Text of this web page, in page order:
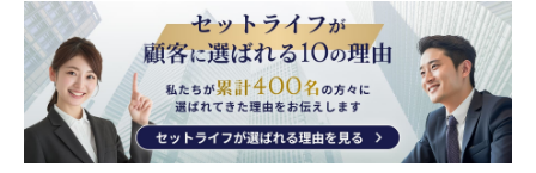
②人の生命、身体又は財産の保護のために必要がある場合
③公衆衛生の向上又は児童の健全な育成の推進のために特に必要
がある場合
④国の機関若しくは地方公共団体又はその委託を受けた者が法令
の定める事務を遂行することに対して協力する必要がある場合
⑤保険料収納事務等の遂行上必要な場合において、政治。宗教等
を講じるとともに、利用目的の達成に必要とされる正確性・最新
性を確保するために適切な措置を講じています。
7）個人データの第三者への提供
当社は、個人データを第三者に提供するにあたり、以下の場合を
除き、ご本人の同意なく第三者に個人データを提供しません。
上記の利用目的を変更する場合には、相当の関連性を有すると合
理的に認められる範囲においてのみ行い、その内容をご本人に対
し、原則として書面等（電磁的記録を含む。以下同じ。）により
通知し、または当社のホームページなどにより公表します。
5）個人情報の取得
電話番号
メールアドレス
電話番号
メールアドレス
6）個人データの安全管理措置
当社は、取扱う個人データの漏えい、減失またはき損の防止その
他の個人データの安全管理のため、安全管理に関する取扱い規定
などの整備および実施体制の整備など、十分なセキュリティ対策
を講じるとともに、利用目的の達成に必要とされる正確性・最新
円/月
年間家賃収入
万円/年
節税金額
万円/年